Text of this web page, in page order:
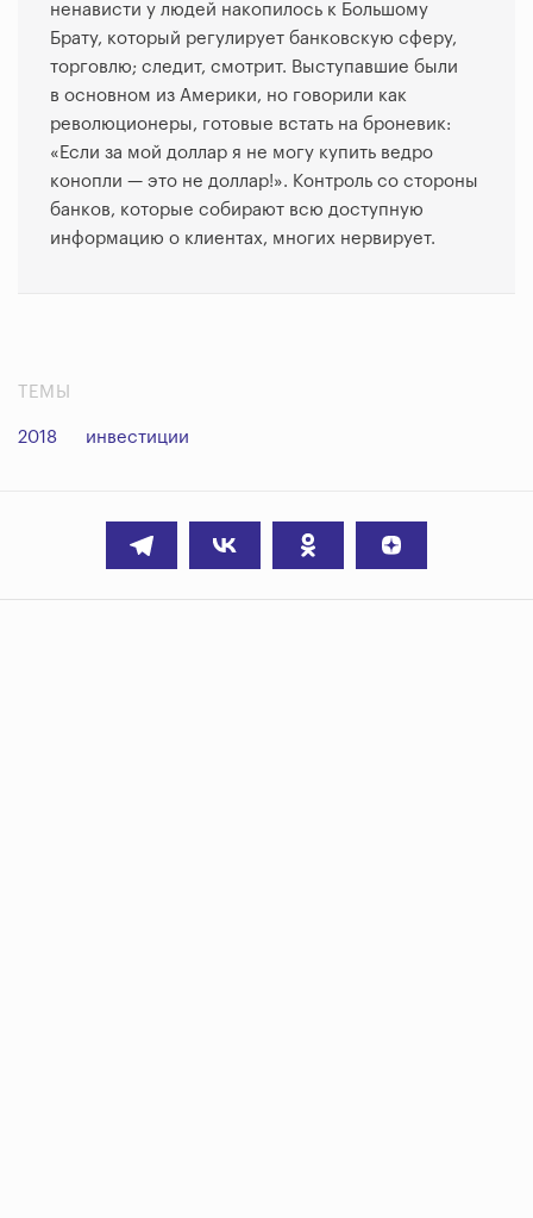
ненависти у людей накопилось к Большому
Брату, который регулирует банковскую сферу,
торговлю; следит, смотрит. Выступавшие были
в основном из Америки, но говорили как
революционеры, готовые встать на броневик:
«Если за мой доллар я не могу купить ведро
конопли — это не доллар!». Контроль со стороны
банков, которые собирают всю доступную
информацию о клиентах, многих нервирует.
ТЕМЫ
2018 инвестиции